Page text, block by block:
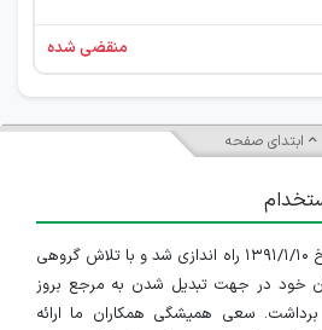
منقضی شده
ابتدای صفحه
سایت ایران استخدام در تاریخ ۱۳۹۱/۱/۱۰ راه اندازی شد و با تلاش گروهی
خود در جهت تبدیل شدن به مرجع بروز
سعی همیشگی همکاران ما ارائه